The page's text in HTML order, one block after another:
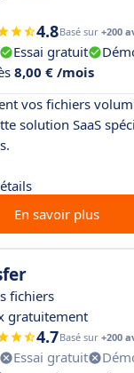
4.8Basé sur +200
Essai gratuit
8,00 € /mois
vos fichiers
solution SaaS
En savoir plus
fichiers
gratuitement
4.7Basé sur +200
Essai gratuit